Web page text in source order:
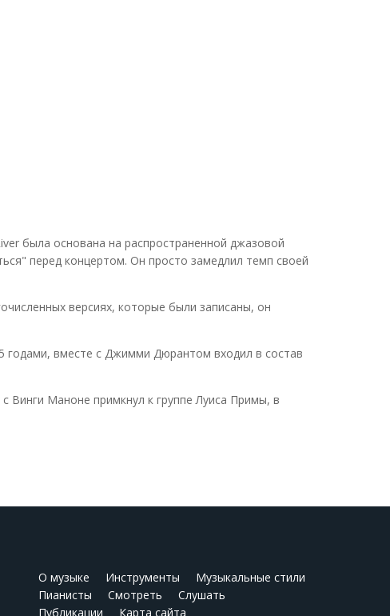
была основана на распространенной джазовой
перед концертом. Он просто замедлил темп своей
версиях, которые были записаны, он
годами, вместе с Джимми Дюрантом входил в состав
Винги Маноне примкнул к группе Луиса Примы, в
О музыке Инструменты
Музыкальные стили
Пианисты
Смотреть
Слушать
Публикации
Карта сайта